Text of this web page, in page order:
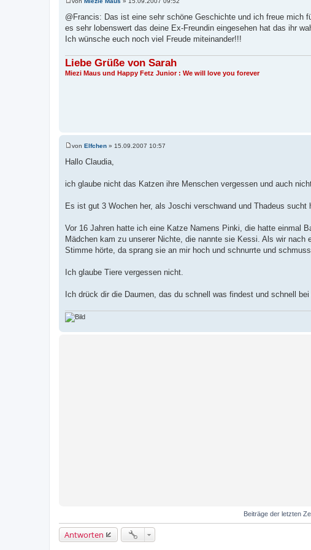
e
t
r
a
@Francis: Das ist eine sehr schöne Geschichte und ich freue mich
es sehr lobenswert das deine Ex-Freundin eingesehen hat das ihr
Ich wünsche euch noch viel Freude miteinander!!!
Liebe Grüße von Sarah
Miezi Maus und Happy Fetz Junior : We will love you forever
e
i
r
a
von Elfchen » 15.09.2007 10:57
Hallo Claudia,
ich glaube nicht das Katzen ihre Menschen vergessen und auch
Es ist gut 3 Wochen her, als Joschi verschwand und Thadeus sucht
Vor 16 Jahren hatte ich eine Katze Namens Pinki, die hatte einmal
Mädchen kam zu unserer Nichte, die nannte sie Kessi. Als wir
Stimme hörte, da sprang sie an mir hoch und schnurrte und
Ich glaube Tiere vergessen nicht.
Ich drück dir die Daumen, das du schnell was findest und schnell
Beiträge der letzten
Antworten